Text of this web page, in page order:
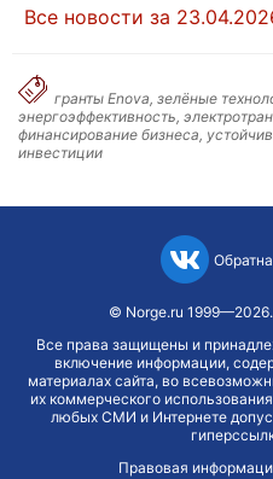
Все новости за
гранты Enova, зелёные
энергоэффективность,
финансирование бизнеса,
инвестиции
© Norge.ru
Все права защищены и
включение информации,
материалах сайта, во
их коммерческого
любых СМИ и Интернете
Правовая